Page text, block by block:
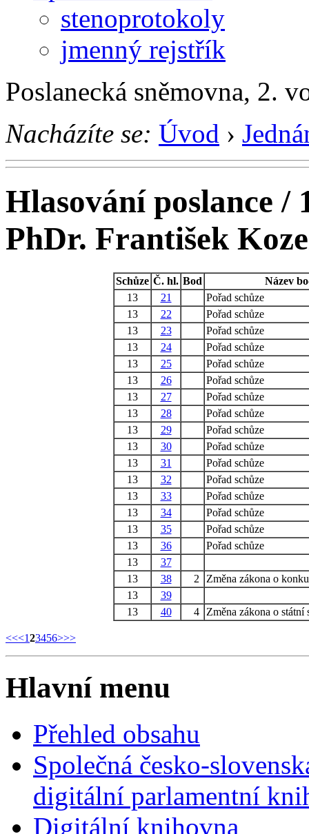
stenoprotokoly
jmenný rejstřík
Poslanecká sněmovna, 2.
Nacházíte se: Úvod ›
Hlasování poslance /
PhDr. František
Schůze Č. hl. Bod
Název
13
21
Pořad schůze
13
22
Pořad schůze
13
23
Pořad schůze
13
24
Pořad schůze
13
25
Pořad schůze
13
26
Pořad schůze
13
27
Pořad schůze
13
28
Pořad schůze
13
29
Pořad schůze
13
30
Pořad schůze
13
31
Pořad schůze
13
32
Pořad schůze
13
33
Pořad schůze
13
34
Pořad schůze
13
35
Pořad schůze
13
36
Pořad schůze
13
37
13
38 2
Změna zákona o
13
39
13
40 4 Změna zákona o státní
<<<123456>>>
Hlavní menu
Přehled obsahu
Společná česko-
digitální parlamentní
Digitální knihovna